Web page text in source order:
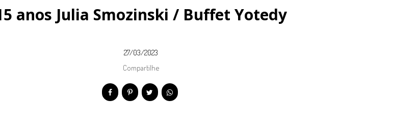
anos Julia Smozinski / Buffet Yotedy
27/03/2023
Compartilhe